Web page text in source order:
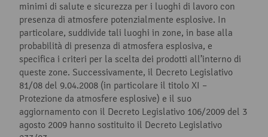
minimi di salute e sicurezza per i luoghi di lavoro con
presenza di atmosfere potenzialmente esplosive. In
particolare, suddivide tali luoghi in zone, in base alla
probabilità di presenza di atmosfera esplosiva, e
specifica i criteri per la scelta dei prodotti all’interno di
queste zone. Successivamente, il Decreto Legislativo
81/08 del 9.04.2008 (in particolare il titolo XI –
Protezione da atmosfere esplosive) e il suo
aggiornamento con il Decreto Legislativo 106/2009 del 3
agosto 2009 hanno sostituito il Decreto Legislativo